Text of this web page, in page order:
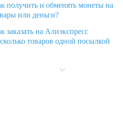
получить и обменять монеты на
или деньги?
заказать на Алиэкспресс
товаров одной посылкой
и что делать?